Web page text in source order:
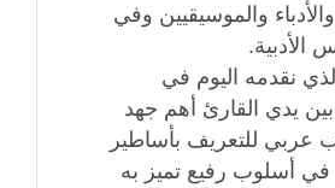
والموسيقيين وفي
الأدبية.
نقدمه اليوم في
يدي القارئ أهم جهد
عربي للتعريف بأساطير
في أسلوب رفيع تميز به